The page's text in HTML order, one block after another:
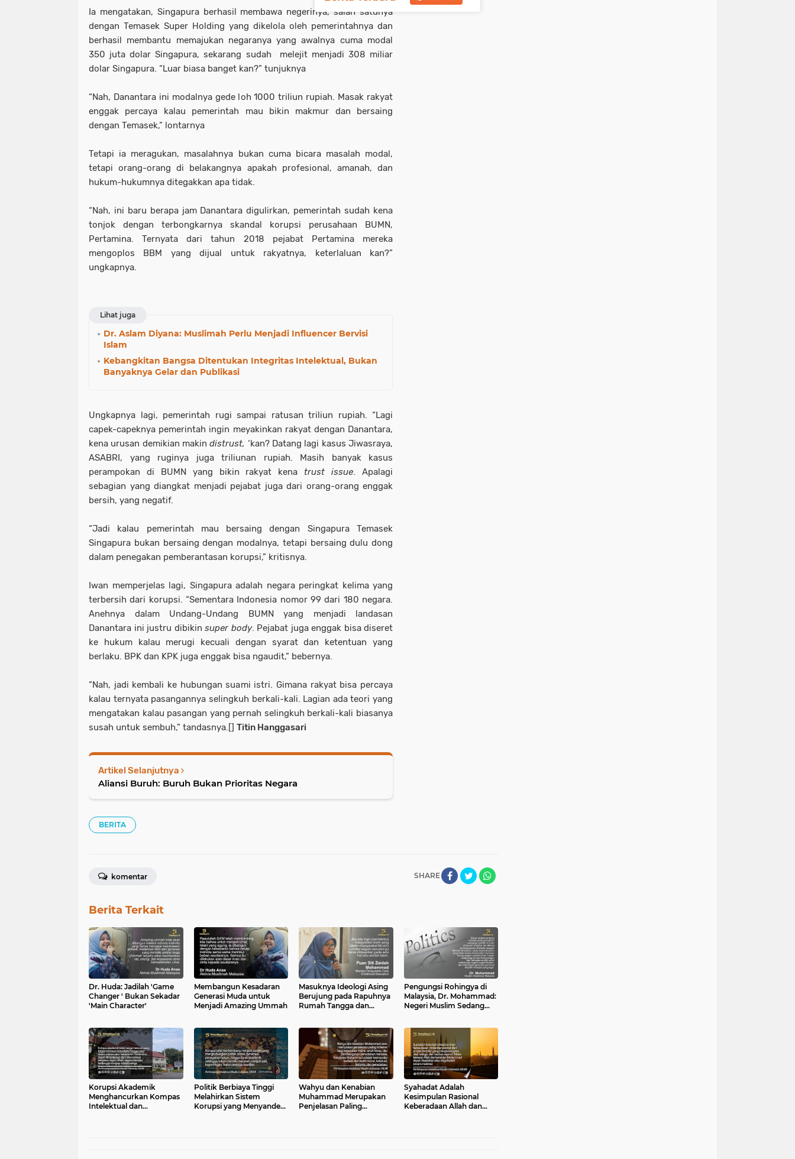
Ia mengatakan, Singapura berhasil membawa negerinya, salah satunya
dengan Temasek Super Holding yang dikelola oleh pemerintahnya dan
berhasil membantu memajukan negaranya yang awalnya cuma modal
350 juta dolar Singapura, sekarang sudah
melejit menjadi 308 miliar
dolar Singapura. “Luar biasa banget kan?” tunjuknya
“Nah, Danantara ini modalnya gede loh 1000 triliun rupiah. Masak rakyat
enggak percaya kalau pemerintah mau bikin makmur dan bersaing
dengan Temasek,” lontarnya
Tetapi ia meragukan, masalahnya bukan cuma bicara masalah modal,
tetapi orang-orang di belakangnya apakah profesional, amanah, dan
hukum-hukumnya ditegakkan apa tidak.
“Nah, ini baru berapa jam Danantara digulirkan, pemerintah sudah kena
tonjok dengan terbongkarnya skandal korupsi perusahaan BUMN,
Pertamina. Ternyata dari tahun 2018 pejabat Pertamina mereka
mengoplos BBM yang dijual untuk rakyatnya, keterlaluan kan?”
ungkapnya.
Lihat juga
Dr. Aslam Diyana: Muslimah Perlu Menjadi Influencer Bervisi
Islam
Kebangkitan Bangsa Ditentukan Integritas Intelektual, Bukan
Banyaknya Gelar dan Publikasi
Ungkapnya lagi, pemerintah rugi sampai ratusan triliun rupiah. “Lagi
capek-capeknya pemerintah ingin meyakinkan rakyat dengan Danantara,
kena urusan demikian makindistrust, ‘kan? Datang lagi kasus Jiwasraya,
ASABRI, yang ruginya juga triliunan rupiah. Masih banyak kasus
perampokan di BUMN yang bikin rakyat kenatrust issue. Apalagi
sebagian yang diangkat menjadi pejabat juga dari orang-orang enggak
bersih, yang negatif.
“Jadi kalau pemerintah mau bersaing dengan Singapura Temasek
Singapura bukan bersaing dengan modalnya, tetapi bersaing dulu dong
dalam penegakan pemberantasan korupsi,” kritisnya.
Iwan memperjelas lagi, Singapura adalah negara peringkat kelima yang
terbersih dari korupsi. “Sementara Indonesia nomor 99 dari 180 negara.
Anehnya dalam Undang-Undang BUMN yang menjadi landasan
Danantara ini justru dibikin super body. Pejabat juga enggak bisa diseret
ke hukum kalau merugi kecuali dengan syarat dan ketentuan yang
berlaku. BPK dan KPK juga enggak bisa ngaudit,” bebernya.
“Nah, jadi kembali ke hubungan suami istri. Gimana rakyat bisa percaya
kalau ternyata pasangannya selingkuh berkali-kali. Lagian ada teori yang
mengatakan kalau pasangan yang pernah selingkuh berkali-kali biasanya
susah untuk sembuh,” tandasnya.[] Titin Hanggasari
Artikel Selanjutnya
Aliansi Buruh: Buruh Bukan Prioritas Negara
BERITA
SHARE
komentar
Berita Terkait
Dr. Huda: Jadilah 'Game
Changer ' Bukan Sekadar
'Main Character'
Membangun Kesadaran
Generasi Muda untuk
Menjadi Amazing Ummah
Masuknya Ideologi Asing
Berujung pada Rapuhnya
Rumah Tangga dan
Pengungsi Rohingya di
Malaysia, Dr. Mohammad:
Negeri Muslim Sedang
Korupsi Akademik
Menghancurkan Kompas
Intelektual dan
Politik Berbiaya Tinggi
Melahirkan Sistem
Korupsi yang Menyandera
Wahyu dan Kenabian
Muhammad Merupakan
Penjelasan Paling
Syahadat Adalah
Kesimpulan Rasional
Keberadaan Allah dan